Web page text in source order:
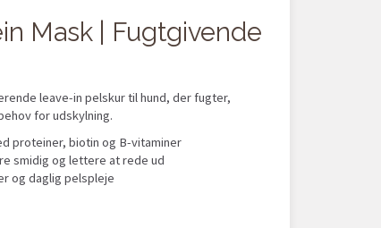
Mask | Fugtgivende
leave-in pelskur til hund, der fugter,
for udskylning.
proteiner, biotin og B-vitaminer
smidig og lettere at rede ud
og daglig pelspleje